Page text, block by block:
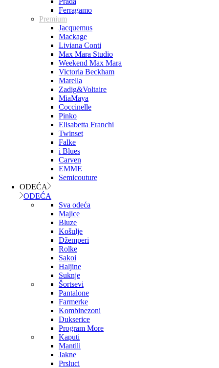
Ferragamo
Premium
Jacquemus
Mackage
Liviana Conti
Max Mara Studio
Weekend Max Mara
Victoria Beckham
Marella
Zadig&Voltaire
MiaMaya
Coccinelle
Pinko
Elisabetta Franchi
Twinset
Falke
i Blues
Carven
EMME
Semicouture
ODEĆA
ODEĆA
Sva odeća
Majice
Bluze
Košulje
Džemperi
Rolke
Sakoi
Haljine
Suknje
Šortsevi
Pantalone
Farmerke
Kombinezoni
Dukserice
Program More
Kaputi
Mantili
Jakne
Prsluci